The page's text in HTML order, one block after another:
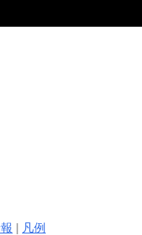
| 凡例